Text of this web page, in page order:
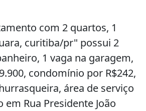
com 2 quartos, 1
curitiba/pr" possui 2
1 vaga na garagem,
condomínio por R$242,
área de serviço
em Rua Presidente João